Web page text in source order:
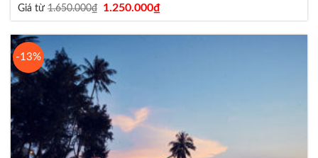
Giá từ1.650.000₫
Giá
là:
1.650.000₫.
1.250.000₫Giá
hiện
tại
là:
-13%